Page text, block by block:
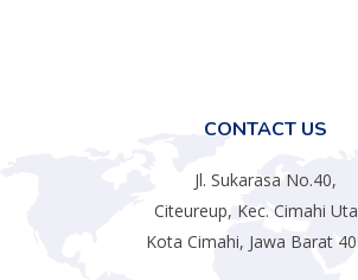
CONTACT US
Jl. Sukarasa No.40,
Citeureup, Kec. Cimahi
Kota Cimahi, Jawa Barat